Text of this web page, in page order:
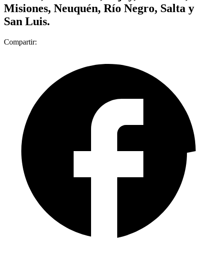
Misiones, Neuquén, Río Negro, Salta y
San Luis.
Compartir: